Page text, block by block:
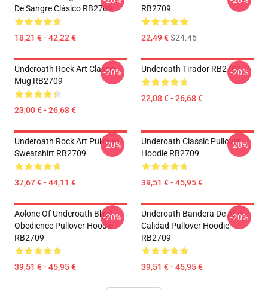
De Sangre Clásico RB2709
18,21 € - 42,22 €
RB2709
22,49 €$24.45
Underoath Rock Art Classic
Mug RB2709
23,00 € - 26,68 €
-20% Underoath Tirador RB2709
22,08 € - 26,68 €
-20%
Underoath Rock Art Pullover
Sweatshirt RB2709
37,67 € - 44,11 €
-20%
Underoath Classic Pullover
Hoodie RB2709
39,51 € - 45,95 €
-20%
Aolone Of Underoath Blind
Obedience Pullover Hoodie
RB2709
39,51 € - 45,95 €
-20%
Underoath Bandera De Alta
Calidad Pullover Hoodie
RB2709
39,51 € - 45,95 €
-20%